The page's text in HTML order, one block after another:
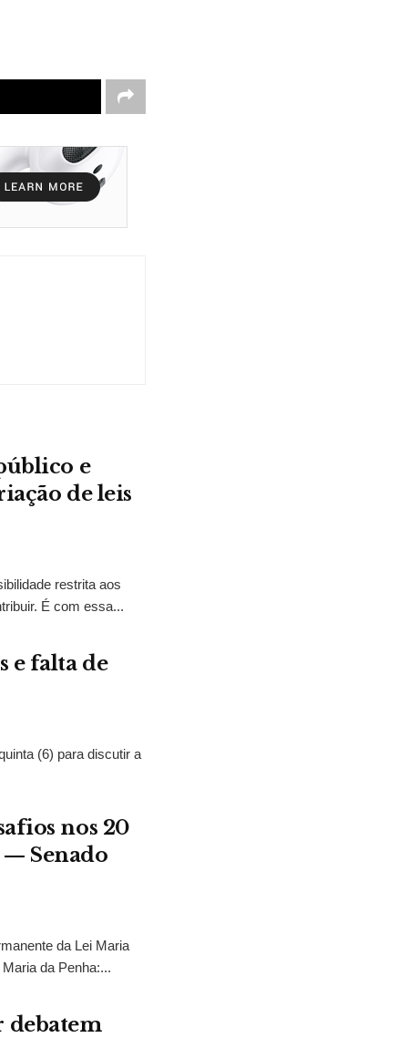
e
de leis
restrita aos
É com essa...
e falta de
(6) para discutir a
nos 20
— Senado
da Lei Maria
da Penha:...
debatem